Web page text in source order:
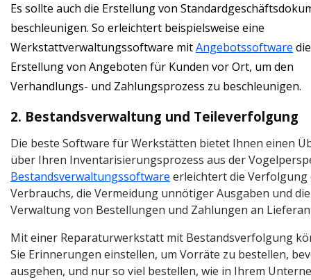
Es sollte auch die Erstellung von
beschleunigen. So erleichtert beispielsweise eine
Werkstattverwaltungssoftware mitAngebotssoftware die
Erstellung von Angeboten für Kunden vor Ort, um den
Verhandlungs- und Zahlungsprozess zu beschleunigen.
2. Bestandsverwaltung und Teileverfolgung
Die beste Software für Werkstätten bietet Ihnen einen
über Ihren Inventarisierungsprozess aus der
Bestandsverwaltungssoftware erleichtert die Verfolgung
Verbrauchs, die Vermeidung unnötiger Ausgaben und die
Verwaltung von Bestellungen und Zahlungen an
Mit einer Reparaturwerkstatt mit Bestandsverfolgung
Sie Erinnerungen einstellen, um Vorräte zu bestellen,
ausgehen, und nur so viel bestellen, wie in Ihrem